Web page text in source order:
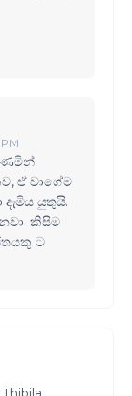
ඒ වාගේම
යුතුයි.
කිසිම
ට